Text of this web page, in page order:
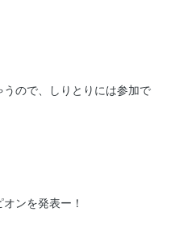
ので、しりとりには参加で
ンを発表ー！